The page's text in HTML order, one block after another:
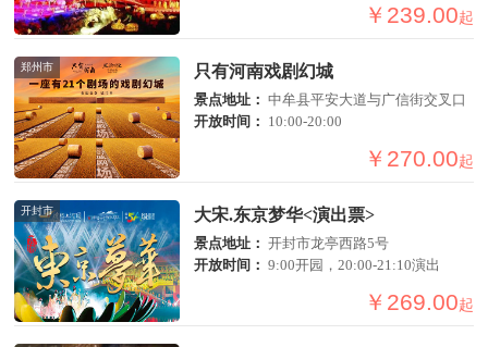
￥239.00起
郑州市 只有河南戏剧幻城
景点地址： 中牟县平安大道与广信街交叉口
开放时间： 10:00-20:00
￥270.00起
开封市 大宋.东京梦华<演出票>
景点地址： 开封市龙亭西路5号
开放时间： 9:00开园，20:00-21:10演出
￥269.00起